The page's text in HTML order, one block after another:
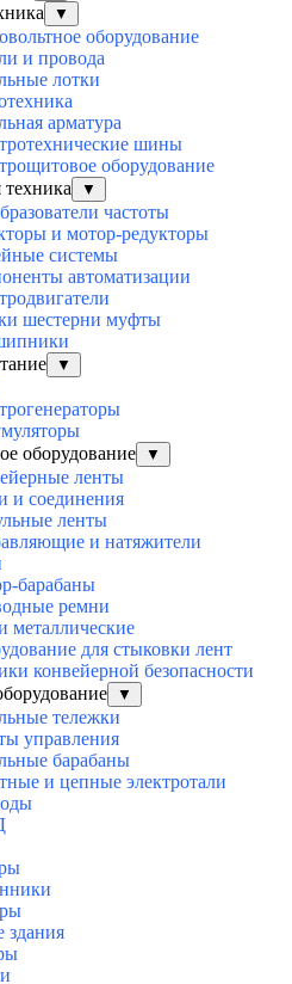
▼
оборудование
и провода
лотки
арматура
шины
оборудование
▼
частоты
и мотор-редукторы
системы
автоматизации
шестерни муфты
▼
оборудование
▼
ленты
и соединения
ленты
и натяжители
барабаны
ремни
металлические
для стыковки лент
конвейерной безопасности
▼
тележки
управления
барабаны
и цепные электротали
здания